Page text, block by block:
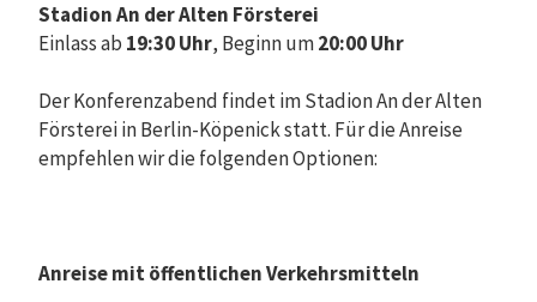
Stadion An der Alten Försterei
Einlass ab 19:30 Uhr, Beginn um20:00 Uhr
Der Konferenzabend findet im Stadion An der Alten
Försterei in Berlin-Köpenick statt. Für die Anreise
empfehlen wir die folgenden Optionen:
Anreise mit öffentlichen Verkehrsmitteln